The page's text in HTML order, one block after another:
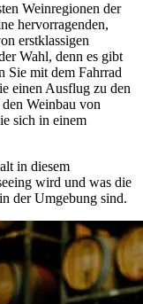
Weinregionen der
hervorragenden,
erstklassigen
Wahl, denn es gibt
Sie mit dem Fahrrad
einen Ausflug zu den
Weinbau von
sich in einem
in diesem
wird und was die
der Umgebung sind.